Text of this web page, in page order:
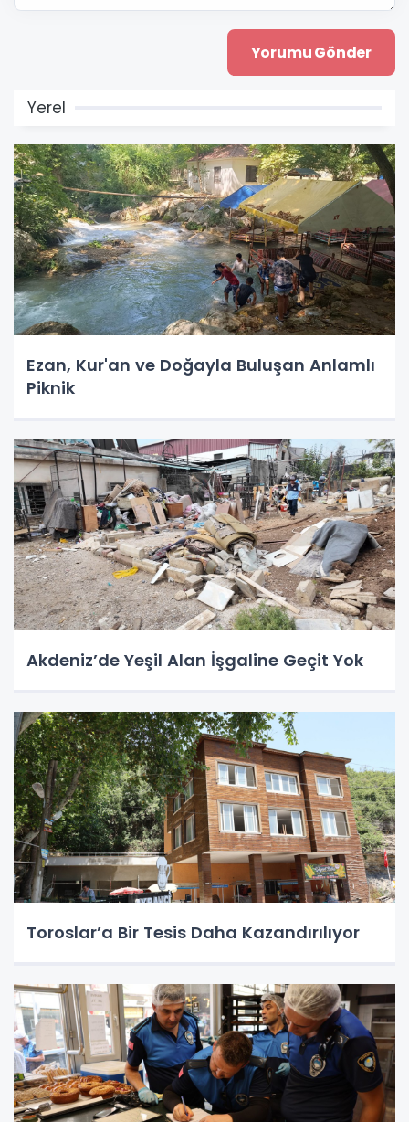
Yerel
Ezan, Kur'an ve Doğayla Buluşan Anlamlı
Piknik
Akdeniz’de Yeşil Alan İşgaline Geçit Yok
Toroslar’a Bir Tesis Daha Kazandırılıyor